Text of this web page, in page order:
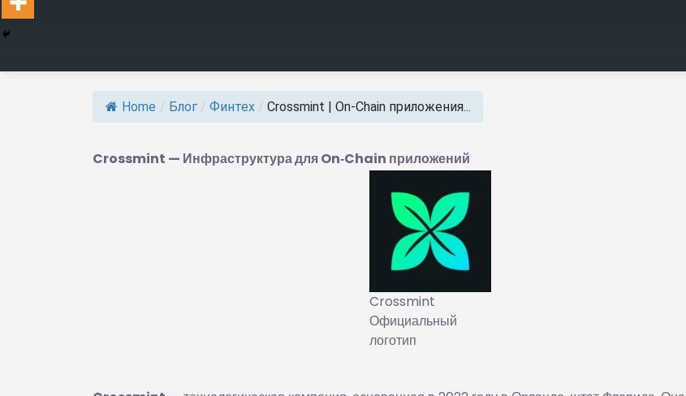
Home / Блог / Финтех / Crossmint | On‑Chain приложения...
Crossmint — Инфраструктура для On‑Chain приложений
Crossmint
Официальный
логотип